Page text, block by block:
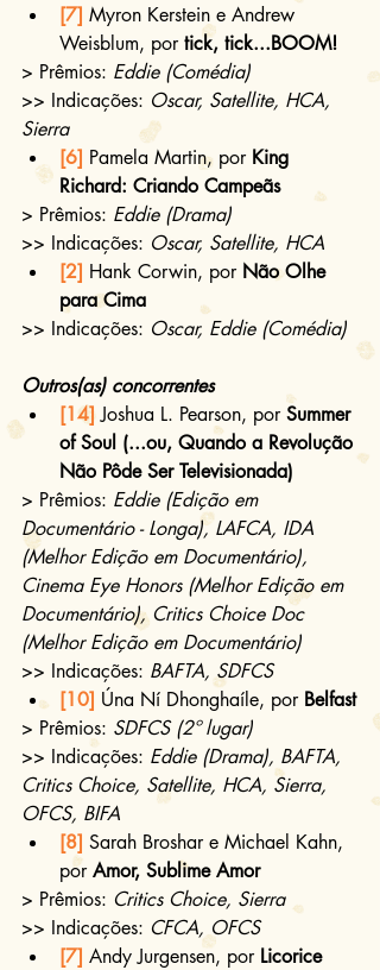
[7] Myron Kerstein e Andrew
Weisblum, por tick, tick...BOOM!
> Prêmios: Eddie (Comédia)
>> Indicações: Oscar, Satellite, HCA,
Sierra
[6] Pamela Martin, por King
Richard: Criando Campeãs
> Prêmios: Eddie (Drama)
>> Indicações: Oscar, Satellite, HCA
[2] Hank Corwin, por Não Olhe
para Cima
>> Indicações: Oscar, Eddie (Comédia)
Outros(as) concorrentes
[14] Joshua L. Pearson, por Summer
of Soul (...ou, Quando a Revolução
Não Pôde Ser Televisionada)
> Prêmios: Eddie (Edição em
Documentário - Longa), LAFCA, IDA
(Melhor Edição em Documentário),
Cinema Eye Honors (Melhor Edição em
Documentário), Critics Choice Doc
(Melhor Edição em Documentário)
>> Indicações: BAFTA, SDFCS
[10] Úna Ní Dhonghaíle, por Belfast
> Prêmios: SDFCS (2º lugar)
>> Indicações: Eddie (Drama), BAFTA,
Critics Choice, Satellite, HCA, Sierra,
OFCS, BIFA
[8] Sarah Broshar e Michael Kahn,
por Amor, Sublime Amor
> Prêmios: Critics Choice, Sierra
>> Indicações: CFCA, OFCS
[7] Andy Jurgensen, por Licorice